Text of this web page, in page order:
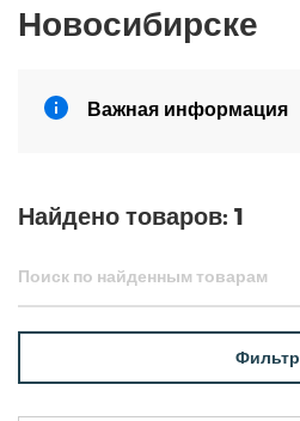
Новосибирске
Важная информация
Найдено товаров: 1
Фильтр